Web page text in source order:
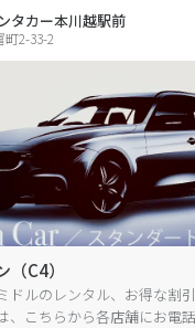
タカー本川越駅前
2-33-2
C4）
ドルのレンタル、お得な割
、こちらから各店舗にお電話